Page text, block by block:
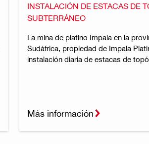
INSTALACIÓN DE ESTACAS DE
SUBTERRÁNEO
La mina de platino Impala en la
Sudáfrica, propiedad de Impala
instalación diaria de estacas de
Más información